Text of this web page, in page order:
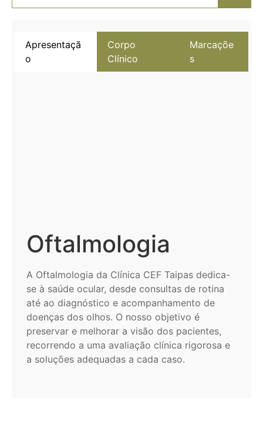
Apresentaçã
o
Corpo
Clínico
Marcaçõe
s
Oftalmologia
A Oftalmologia da Clínica CEF Taipas dedica-
se à saúde ocular, desde consultas de rotina
até ao diagnóstico e acompanhamento de
doenças dos olhos. O nosso objetivo é
preservar e melhorar a visão dos pacientes,
recorrendo a uma avaliação clínica rigorosa e
a soluções adequadas a cada caso.